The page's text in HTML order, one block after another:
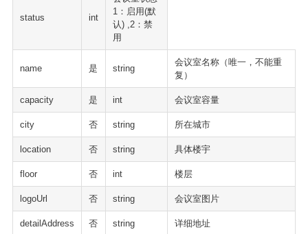
status int
1：启用(默
认) ,2：禁
用
name 是 string
会议室名称（唯一，不能重
复）
capacity 是 int 会议室容量
city 否 string 所在城市
location 否 string 具体楼宇
floor 否 int 楼层
logoUrl 否 string 会议室图片
detailAddress 否 string 详细地址